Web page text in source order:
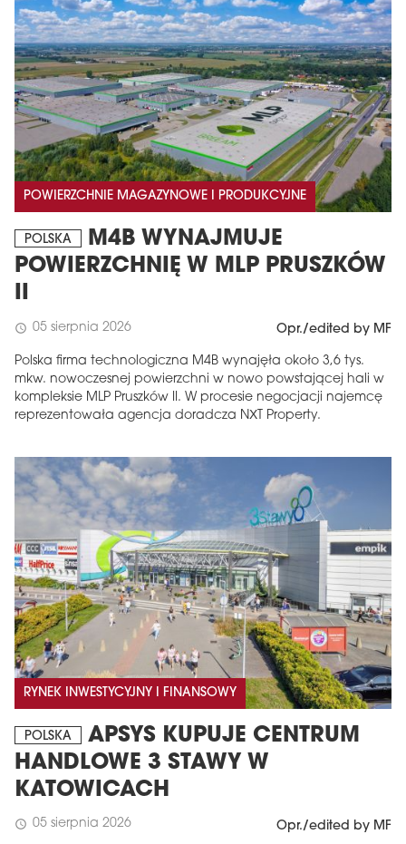
POWIERZCHNIE MAGAZYNOWE I PRODUKCYJNE
POLSKA
M4B WYNAJMUJE
POWIERZCHNIĘ W MLP PRUSZKÓW
II
schedule 05 sierpnia 2026 Opr./edited by MF
Polska firma technologiczna M4B wynajęła około 3,6 tys.
mkw. nowoczesnej powierzchni w nowo powstającej hali w
kompleksie MLP Pruszków II. W procesie negocjacji najemcę
reprezentowała agencja doradcza NXT Property.
RYNEK INWESTYCYJNY I FINANSOWY
POLSKA
APSYS KUPUJE CENTRUM
HANDLOWE 3 STAWY W
KATOWICACH
schedule 05 sierpnia 2026 Opr./edited by MF